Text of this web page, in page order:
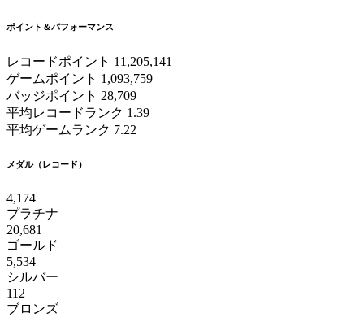
ポイント＆パフォーマンス
レコードポイント 11,205,141
ゲームポイント 1,093,759
バッジポイント 28,709
平均レコードランク 1.39
平均ゲームランク 7.22
メダル（レコード）
4,174
プラチナ
20,681
ゴールド
5,534
シルバー
112
ブロンズ